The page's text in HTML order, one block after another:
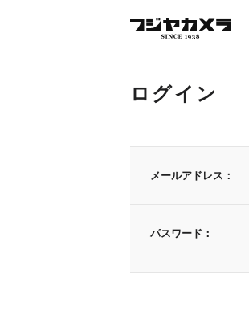
ログイン
メールアドレス：
パスワード：